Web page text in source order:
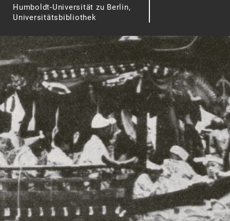
Humboldt-Universität zu Berlin,
Universitätsbibliothek